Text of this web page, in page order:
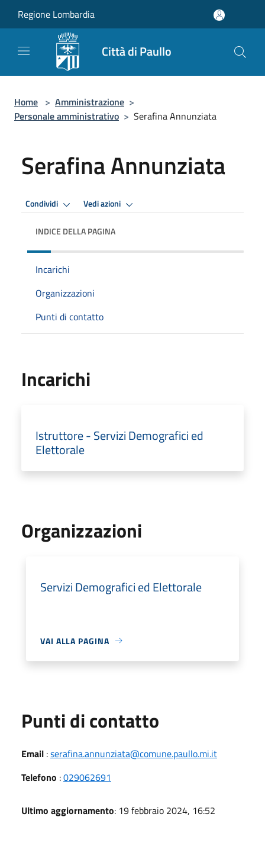
Regione Lombardia
Città di Paullo
Home > Amministrazione >
Personale amministrativo > Serafina Annunziata
Serafina Annunziata
Condividi Vedi azioni
INDICE DELLA PAGINA
Incarichi
Organizzazioni
Punti di contatto
Incarichi
Istruttore - Servizi Demografici ed
Elettorale
Organizzazioni
Servizi Demografici ed Elettorale
VAI ALLA PAGINA
Punti di contatto
Email :serafina.annunziata@comune.paullo.mi.it
Telefono :029062691
Ultimo aggiornamento: 19 febbraio 2024, 16:52